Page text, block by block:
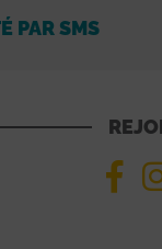
PAR SMS